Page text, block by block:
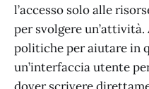
l’accesso solo alle
per svolgere
politiche per aiutare in
un’interfaccia utente